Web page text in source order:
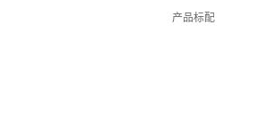
产品标配